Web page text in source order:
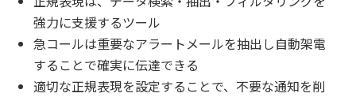
強力に支援するツール
急コールは重要なアラートメールを抽出し自動架電
することで確実に伝達できる
適切な正規表現を設定することで、不要な通知を削